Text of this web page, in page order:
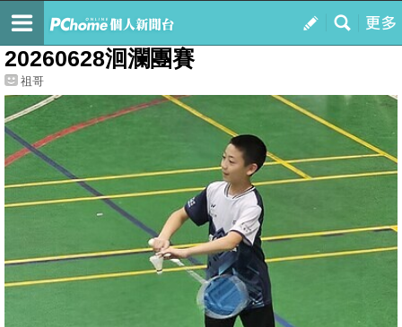
我的
最新文章
20260628洄瀾團賽
祖哥